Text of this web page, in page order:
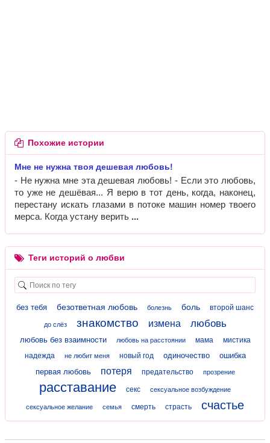
Похожие истории
Мне не нужна твоя дешевая любовь!
- Не нужна мне эта дешевая любовь! - Если это любовь,
то уже не дешёвая... Я верю в тот день, когда, наконец,
перестану искать глазами в потоке машин номер твоего
мерса. Когда устану верить
Теги историй о любви
без тебя безответная любовь болезнь боль второй шанс
до слёз знакомство измена любовь
любовь без взаимности любовь на расстоянии мама
мистика
надежда
не любит меня новый год одиночество
ошибка
первая любовь
потеря предательство прозрение
расставание секс сексуальное возбуждение
сексуальное желание семья смерть страсть счастье